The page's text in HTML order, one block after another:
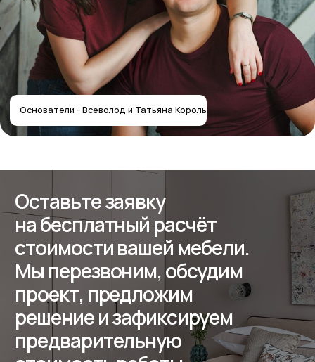
Главная
Наши работы
Проекты
О компании
Дизайнерам
Отзывы
Контакты
ООО «Мебель-Королей»
ОГРН 1127746504654
+7 (495) 744-74-20
Мессенджеры
г. Москва, шоссе
Энтузиастов 48/1
Политика конфиденциальности
Создание сайта